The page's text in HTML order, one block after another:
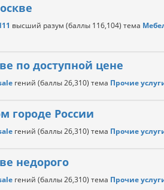
высший разум (баллы 116,104) тема
по доступной цене
гений (баллы26,310) тема Прочие
городе России
гений (баллы26,310) тема Прочие
недорого
гений (баллы26,310) тема Прочие